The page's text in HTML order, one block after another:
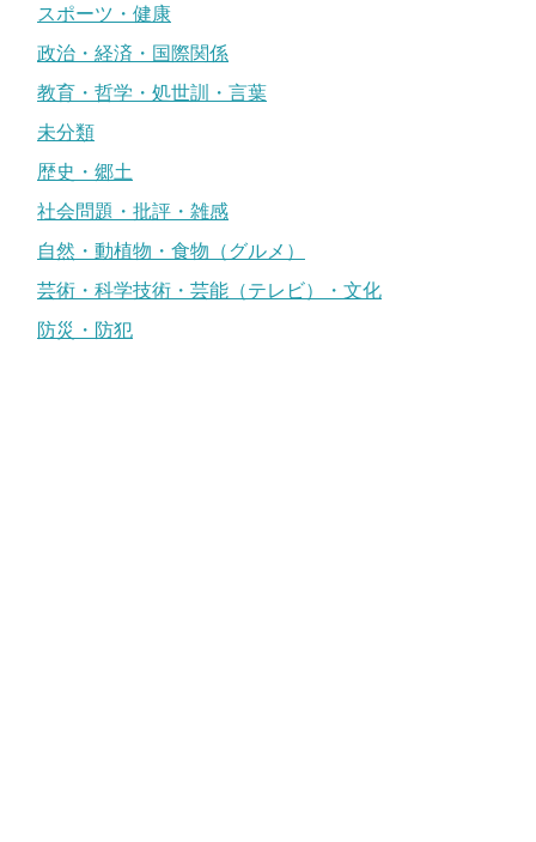
スポーツ・健康
政治・経済・国際関係
教育・哲学・処世訓・言葉
未分類
歴史・郷土
社会問題・批評・雑感
自然・動植物・食物（グルメ）
芸術・科学技術・芸能（テレビ）・文化
防災・防犯